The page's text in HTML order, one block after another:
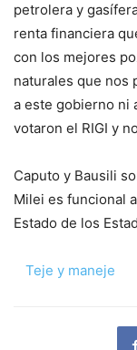
petrolera y
renta financiera
con los mejores
naturales que nos
a este gobierno ni
votaron el RIGI y
Caputo y Bausili
Milei es funcional
Estado de los
Teje y maneje